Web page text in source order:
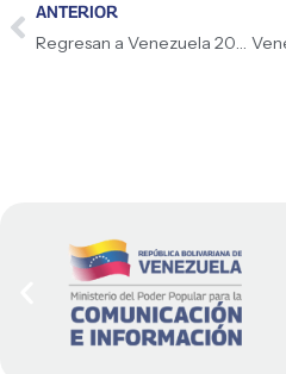
ANTERIOR
Regresan a Venezuela 201 migrantes con el Plan Vuelta a la Patria